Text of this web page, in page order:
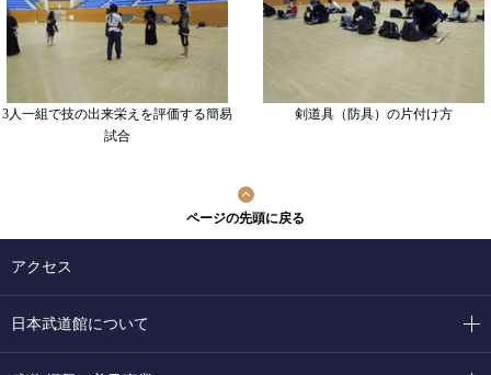
3人一組で技の出来栄えを評価する簡易
試合
剣道具（防具）の片付け方
ページの先頭に戻る
アクセス
日本武道館について